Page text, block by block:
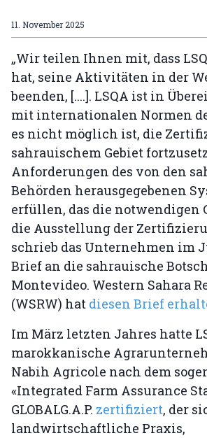
11. November 2025
„Wir teilen Ihnen mit, dass
hat, seine Aktivitäten in der
beenden, [....]. LSQA ist in
mit internationalen Normen
es nicht möglich ist, die
sahrauischem Gebiet
Anforderungen des von den
Behörden herausgegebenen
erfüllen, das die notwendigen
die Ausstellung der
schrieb das Unternehmen im
Brief an die sahrauische
Montevideo. Western Sahara
(WSRW) hat diesen Brief
Im März letzten Jahres hatte
marokkanische
Nabih Agricole nach dem
«Integrated Farm Assurance
GLOBALG.A.P. zertifiziert, der
landwirtschaftliche Praxis,